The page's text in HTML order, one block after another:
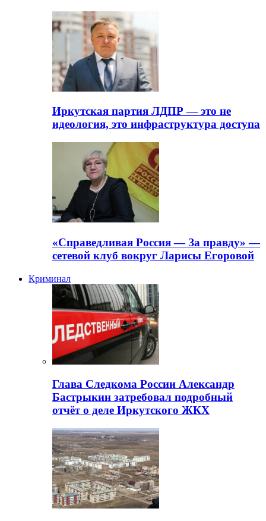
Иркутская партия ЛДПР — это не
идеология, это инфраструктура доступа
«Справедливая Россия — За правду» —
сетевой клуб вокруг Ларисы Егоровой
Криминал
Глава Следкома России Александр
Бастрыкин затребовал подробный
отчёт о деле Иркутского ЖКХ